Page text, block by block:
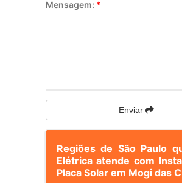
Mensagem: *
Enviar
Regiões de São Paulo
Elétrica atende com
Placa Solar em Mogi das